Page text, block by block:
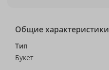
Общие характеристики
Тип
Букет